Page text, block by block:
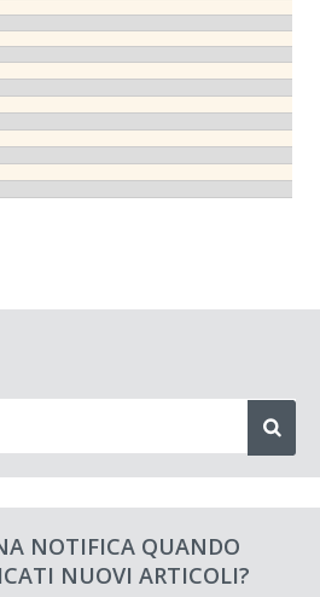
NOTIFICA QUANDO
NUOVI ARTICOLI?